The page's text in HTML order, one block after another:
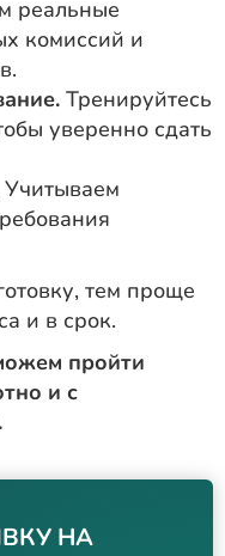
реальные
комиссий и
Тренируйтесь
уверенно сдать
Учитываем
тем проще
и в срок.
пройти
и с
НА